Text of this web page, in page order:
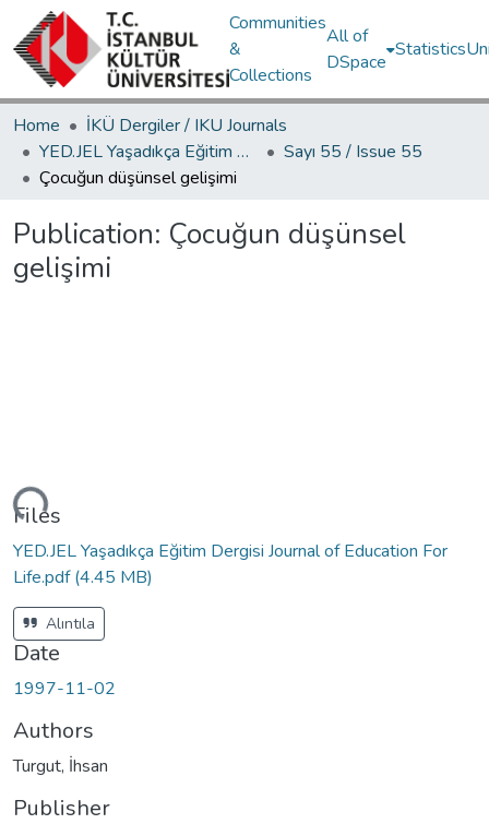
Communities
&
Collections
All of
DSpace
Statistics
Home
İKÜ Dergiler / IKU Journals
YED.JEL Yaşadıkça Eğitim Dergisi / Journal of Education For Life
Sayı 55 / Issue 55
Çocuğun düşünsel gelişimi
Publication: Çocuğun düşünsel
gelişimi
Files
YED.JEL Yaşadıkça Eğitim Dergisi Journal of Education For
Life.pdf(4.45 MB)
Alıntıla
Date
1997-11-02
Authors
Turgut, İhsan
Publisher